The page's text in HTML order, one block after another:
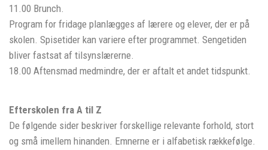
11.00 Brunch.
Program for fridage planlægges af lærere og elever, der er på
skolen. Spisetider kan variere efter programmet. Sengetiden
bliver fastsat af tilsynslærerne.
18.00 Aftensmad medmindre, der er aftalt et andet tidspunkt.
Efterskolen fra A til Z
De følgende sider beskriver forskellige relevante forhold, stort
og små imellem hinanden. Emnerne er i alfabetisk rækkefølge.